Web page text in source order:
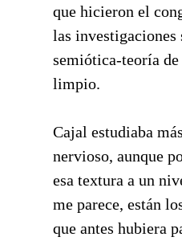
que hicieron el
las
semiótica-teoría
limpio.
Cajal estudiaba
nervioso, aunque
esa textura a un
me parece, están
que antes hubiera